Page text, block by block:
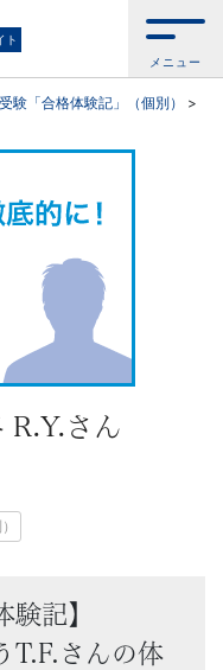
ト
メニュー
験「合格体験記」（個別）
>
R.Y.さん
験記】
T.F.さんの体